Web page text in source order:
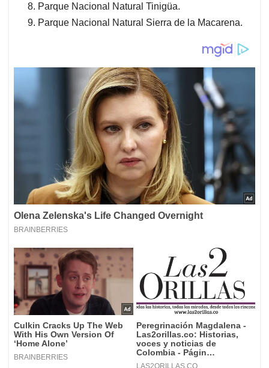
Parque Nacional Natural Tinigüa.
Parque Nacional Natural Sierra de la Macarena.